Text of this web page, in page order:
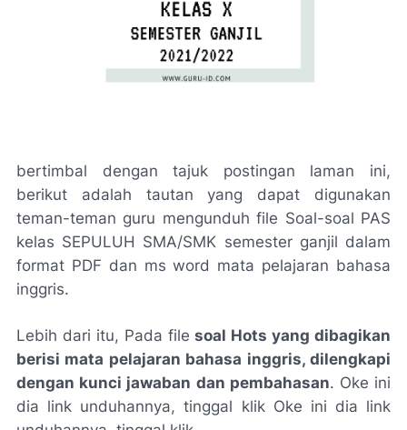
bertimbal dengan tajuk postingan laman ini,
berikut adalah tautan yang dapat digunakan
teman-teman guru mengunduh file Soal-soal PAS
kelas SEPULUH SMA/SMK semester ganjil dalam
format PDF dan ms word mata pelajaran bahasa
inggris.
Lebih dari itu, Pada filesoal Hots yang dibagikan
berisi mata pelajaran bahasa inggris, dilengkapi
dengan kunci jawaban dan pembahasan. Oke ini
dia link unduhannya, tinggal klik Oke ini dia link